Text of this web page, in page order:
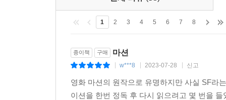
1 2 3 4 5 6 7 8
종이책 구매 마션
w***8 2023-07-28 신고
영화 마션의 원작으로 유명하지만 사실 SF라
이션을 한번 정독 후 다시 읽으려고 몇 번을